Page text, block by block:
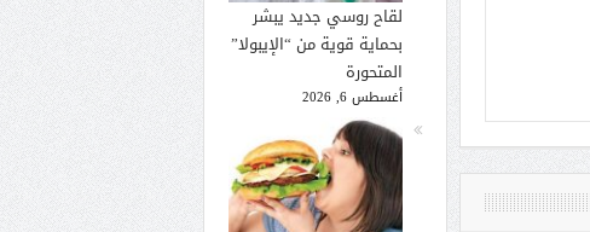
لقاح روسي جديد يبشر
بحماية قوية من “الإيبولا”
المتحورة
أغسطس 6, 2026